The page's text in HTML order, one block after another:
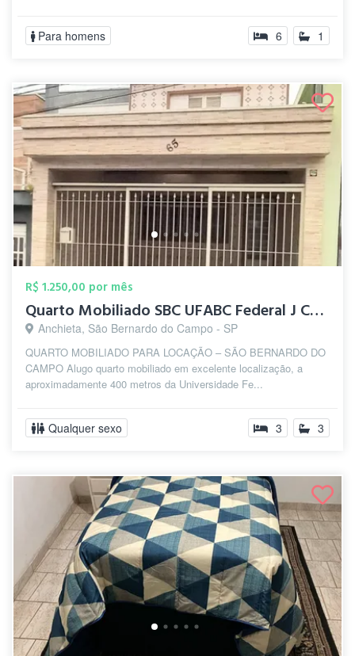
Para homens 6 1
R$ 1.250,00 por mês
Quarto Mobiliado SBC UFABC Federal J Cop...
Anchieta, São Bernardo do Campo - SP
QUARTO MOBILIADO PARA LOCAÇÃO – SÃO BERNARDO DO
CAMPO Alugo quarto mobiliado em excelente localização, a
aproximadamente 400 metros da Universidade Fe...
Qualquer sexo 3 3